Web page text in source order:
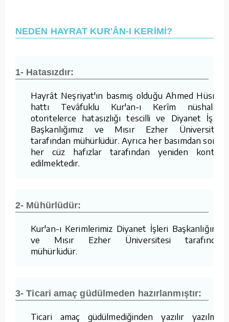
NEDEN HAYRAT KUR'ÂN-I KERİMİ?
1- Hatasızdır:
Hayrât Neşriyat'ın basmış olduğu Ahmed Hüsrev
hattı Tevâfuklu Kur'an-ı Kerîm nüshaları,
otoritelerce hatasızlığı tescilli ve Diyanet İşleri
Başkanlığımız ve Mısır Ezher Üniversitesi
tarafından mühürlüdür. Ayrıca her basımdan sonra
her cüz hafızlar tarafından yeniden kontrol
edilmektedir.
2- Mühürlüdür:
Kur'an-ı Kerimlerimiz Diyanet İşleri Başkanlığımız
ve Mısır Ezher Üniversitesi tarafından
mühürlüdür.
3- Ticari amaç güdülmeden hazırlanmıştır:
Ticari amaç güdülmediğinden yazılır yazılmaz